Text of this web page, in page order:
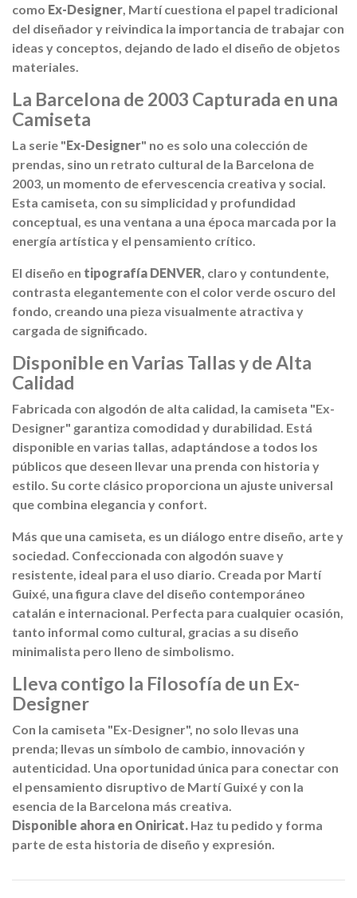
como Ex-Designer , Martí cuestiona el papel tradicional
del diseñador y reivindica la importancia de trabajar con
ideas y conceptos, dejando de lado el diseño de objetos
materiales.
La Barcelona de 2003 Capturada en una
Camiseta
La serie "Ex-Designer" no es solo una colección de
prendas, sino un retrato cultural de la Barcelona de
2003, un momento de efervescencia creativa y social.
Esta camiseta, con su simplicidad y profundidad
conceptual, es una ventana a una época marcada por la
energía artística y el pensamiento crítico.
El diseño en tipografía DENVER , claro y contundente,
contrasta elegantemente con el color verde oscuro del
fondo, creando una pieza visualmente atractiva y
cargada de significado.
Disponible en Varias Tallas y de Alta
Calidad
Fabricada con algodón de alta calidad, la camiseta "Ex-
Designer" garantiza comodidad y durabilidad. Está
disponible en varias tallas, adaptándose a todos los
públicos que deseen llevar una prenda con historia y
estilo. Su corte clásico proporciona un ajuste universal
que combina elegancia y confort.
Más que una camiseta, es un diálogo entre diseño, arte y
sociedad. Confeccionada con algodón suave y
resistente, ideal para el uso diario. Creada por Martí
Guixé, una figura clave del diseño contemporáneo
catalán e internacional. Perfecta para cualquier ocasión,
tanto informal como cultural, gracias a su diseño
minimalista pero lleno de simbolismo.
Lleva contigo la Filosofía de un Ex-
Designer
Con la camiseta "Ex-Designer", no solo llevas una
prenda; llevas un símbolo de cambio, innovación y
autenticidad. Una oportunidad única para conectar con
el pensamiento disruptivo de Martí Guixé y con la
esencia de la Barcelona más creativa.
Disponible ahora en Oniricat. Haz tu pedido y forma
parte de esta historia de diseño y expresión.